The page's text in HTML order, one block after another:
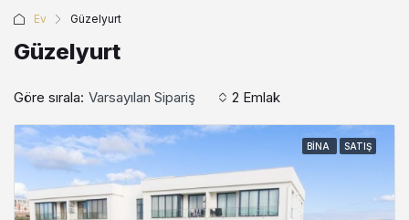
Ev Güzelyurt
Güzelyurt
2 Emlak
Göre sırala: Varsayılan Sipariş
BINA SATIŞ